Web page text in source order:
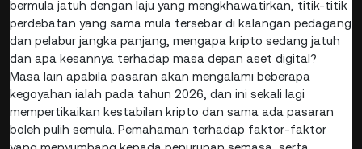
bermula jatuh dengan laju yang mengkhawatirkan, titik-titik
perdebatan yang sama mula tersebar di kalangan pedagang
dan pelabur jangka panjang, mengapa kripto sedang jatuh
dan apa kesannya terhadap masa depan aset digital?
Masa lain apabila pasaran akan mengalami beberapa
kegoyahan ialah pada tahun 2026, dan ini sekali lagi
mempertikaikan kestabilan kripto dan sama ada pasaran
boleh pulih semula. Pemahaman terhadap faktor-faktor